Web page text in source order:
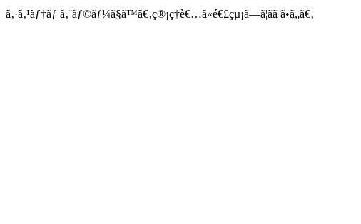
ã‚·ã‚¹ãƒ†ãƒ ã‚¨ãƒ©ãƒ¼ã§ã™ã€‚ç®¡ç†è€…ã«é€£çµ¡ã—ã¦ãã ã•ã„ã€‚